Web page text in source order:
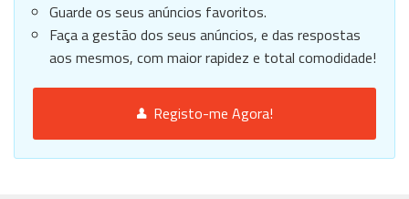
Guarde os seus anúncios favoritos.
Faça a gestão dos seus anúncios, e das respostas
aos mesmos, com maior rapidez e total comodidade!
Registo-me Agora!